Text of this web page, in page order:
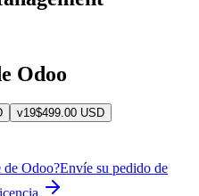
Odoo
v19$499.00 USD
de Odoo?Envíe su pedido de